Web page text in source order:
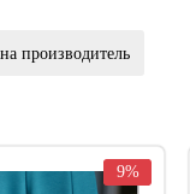
производитель
9%